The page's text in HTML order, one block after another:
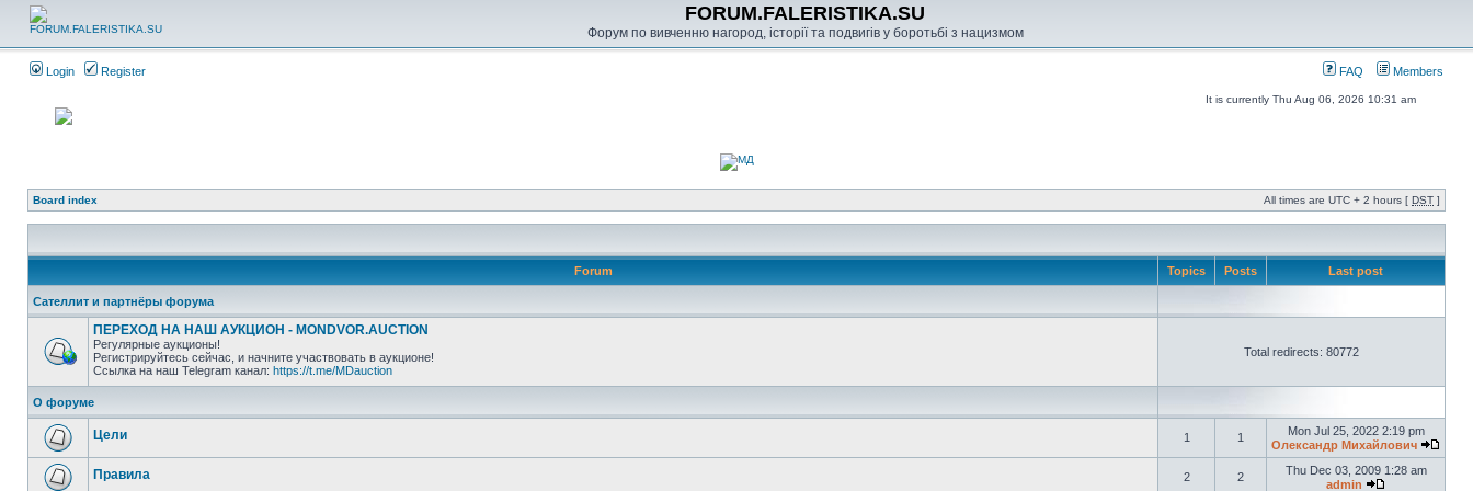
FORUM.FALERISTIKA.SU
Форум по вивченню нагород, історії та подвигів у боротьбі з нацизмом
Login Register FAQ Members
It is currently Thu Aug 06, 2026 10:31 am
Board index All times are UTC + 2 hours [ DST ]
Forum Topics Posts Last post
Сателлит и партнёры форума
ПЕРЕХОД НА НАШ АУКЦИОН - MONDVOR.AUCTION
Регулярные аукционы!
Регистрируйтесь сейчас, и начните участвовать в аукционе!
Ссылка на наш Telegram канал: https://t.me/MDauction
Total redirects: 80772
О форуме
Цели 1 1
Mon Jul 25, 2022 2:19 pm
Олександр Михайлович
Правила 2 2
Thu Dec 03, 2009 1:28 am
admin